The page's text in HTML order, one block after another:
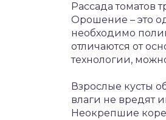
Рассада томатов
Орошение – это
необходимо
отличаются от
технологии,
Взрослые кусты
влаги не вредят
Неокрепшие